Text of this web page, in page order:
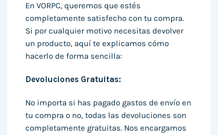
En VORPC, queremos que estés
completamente satisfecho con tu compra.
Si por cualquier motivo necesitas devolver
un producto, aquí te explicamos cómo
hacerlo de forma sencilla:
Devoluciones Gratuitas:
No importa si has pagado gastos de envío en
tu compra o no, todas las devoluciones son
completamente gratuitas. Nos encargamos